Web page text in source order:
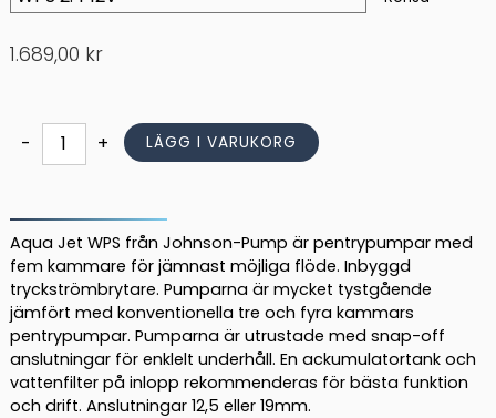
1.689,00 kr
-
Pentrypump
JOHNSON
Aqua
Jet
WPS
mängd
+ LÄGG I VARUKORG
Aqua Jet WPS från Johnson-Pump är pentrypumpar med
fem kammare för jämnast möjliga flöde. Inbyggd
tryckströmbrytare. Pumparna är mycket tystgående
jämfört med konventionella tre och fyra kammars
pentrypumpar. Pumparna är utrustade med snap-off
anslutningar för enklelt underhåll. En ackumulatortank och
vattenfilter på inlopp rekommenderas för bästa funktion
och drift. Anslutningar 12,5 eller 19mm.